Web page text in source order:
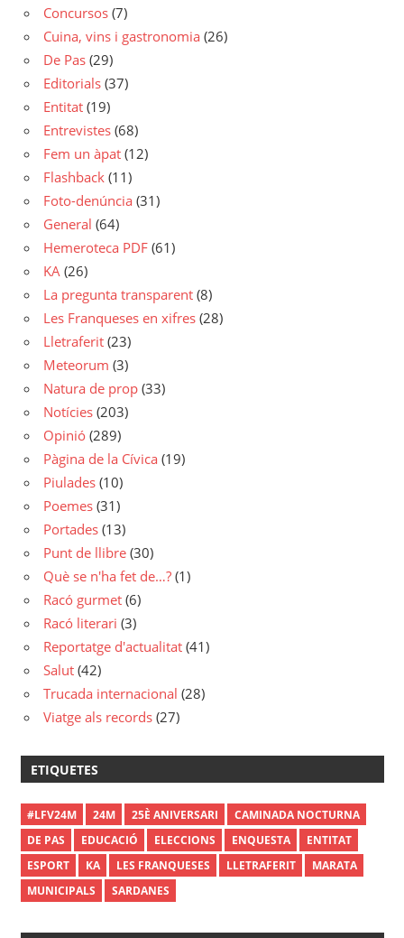
Concursos (7)
Cuina, vins i gastronomia (26)
De Pas (29)
Editorials (37)
Entitat (19)
Entrevistes (68)
Fem un àpat (12)
Flashback (11)
Foto-denúncia (31)
General (64)
Hemeroteca PDF (61)
KA (26)
La pregunta transparent (8)
Les Franqueses en xifres (28)
Lletraferit (23)
Meteorum (3)
Natura de prop (33)
Notícies (203)
Opinió (289)
Pàgina de la Cívica (19)
Piulades (10)
Poemes (31)
Portades (13)
Punt de llibre (30)
Què se n'ha fet de…? (1)
Racó gurmet (6)
Racó literari (3)
Reportatge d'actualitat (41)
Salut (42)
Trucada internacional (28)
Viatge als records (27)
ETIQUETES
#LFV24M 24M 25È ANIVERSARI
CAMINADA NOCTURNA
DE PAS
EDUCACIÓ ELECCIONS ENQUESTA
ENTITAT
ESPORT
KA LES FRANQUESES LLETRAFERIT
MARATA
MUNICIPALS
SARDANES